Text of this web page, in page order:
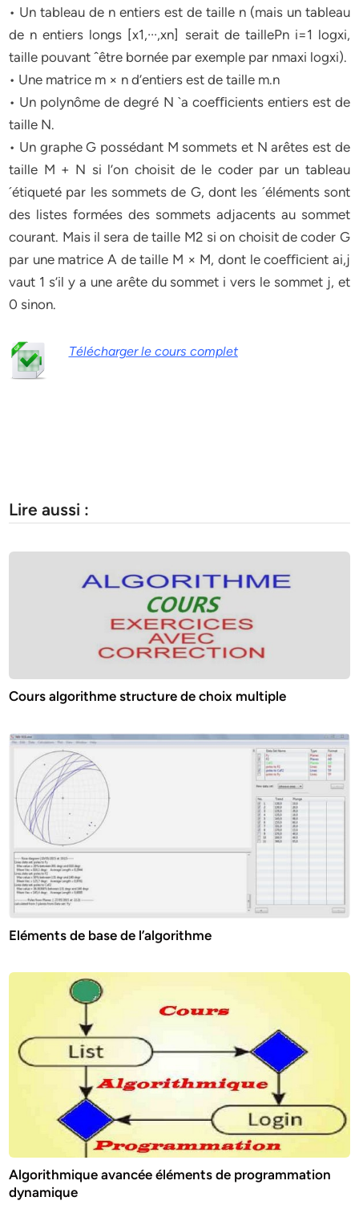
• Un tableau de n entiers est de taille n (mais un tableau
de n entiers longs [x1,···,xn] serait de taillePn i=1 logxi,
taille pouvant ˆêtre bornée par exemple par nmaxi logxi).
• Une matrice m × n d’entiers est de taille m.n
• Un polynôme de degré N `a coeﬃcients entiers est de
taille N.
• Un graphe G possédant M sommets et N arêtes est de
taille M + N si l’on choisit de le coder par un tableau
´étiqueté par les sommets de G, dont les ´éléments sont
des listes formées des sommets adjacents au sommet
courant. Mais il sera de taille M2 si on choisit de coder G
par une matrice A de taille M × M, dont le coeﬃcient ai,j
vaut 1 s’il y a une arête du sommet i vers le sommet j, et
0 sinon.
Télécharger le cours complet
Lire aussi :
Cours algorithme structure de choix multiple
Eléments de base de l’algorithme
Algorithmique avancée éléments de programmation
dynamique